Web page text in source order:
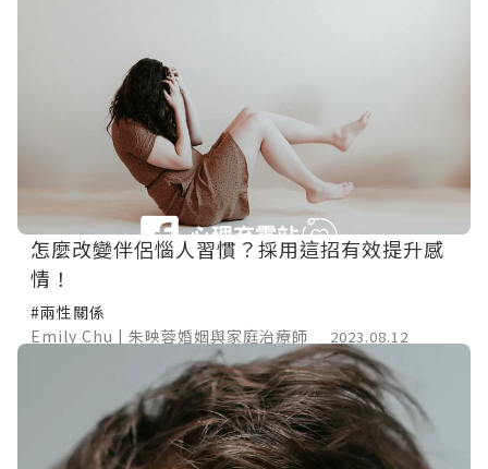
怎麼改變伴侶惱人習慣？採用這招有效提升感
情！
#兩性關係
Emily Chu | 朱映蓉婚姻與家庭治療師
2023.08.12